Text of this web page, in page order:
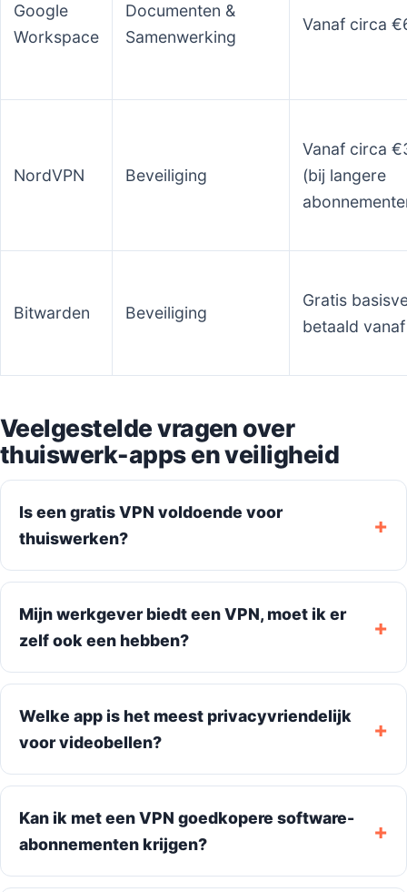
Google
Workspace
Documenten &
Samenwerking
Vanaf circa
NordVPN Beveiliging
Vanaf circa
(bij langere
Bitwarden Beveiliging
Gratis
betaald
Veelgestelde vragen over
thuiswerk-apps en veiligheid
Is een gratis VPN voldoende voor
thuiswerken?
Mijn werkgever biedt een VPN, moet ik er
zelf ook een hebben?
Welke app is het meest privacyvriendelijk
voor videobellen?
Kan ik met een VPN goedkopere software-
abonnementen krijgen?